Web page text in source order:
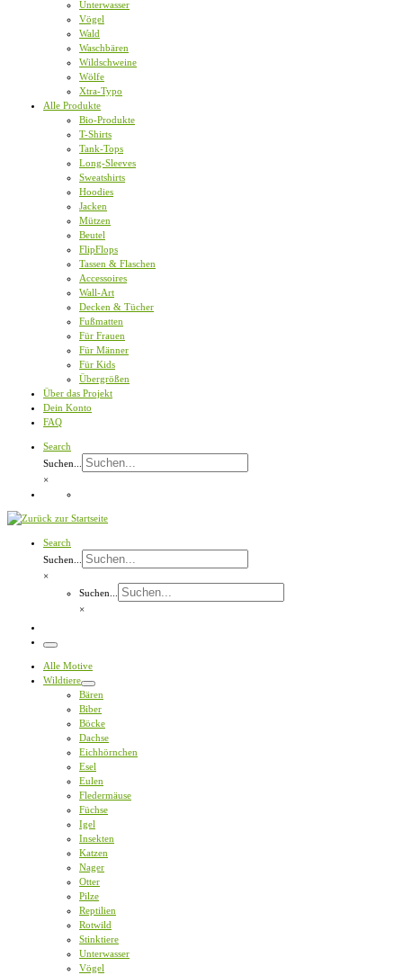
Unterwasser
Vögel
Wald
Waschbären
Wildschweine
Wölfe
Xtra-Typo
Alle Produkte
Bio-Produkte
T-Shirts
Tank-Tops
Long-Sleeves
Sweatshirts
Hoodies
Jacken
Mützen
Beutel
FlipFlops
Tassen & Flaschen
Accessoires
Wall-Art
Decken & Tücher
Fußmatten
Für Frauen
Für Männer
Für Kids
Übergrößen
Über das Projekt
Dein Konto
FAQ
Search
Suchen...
×
Search
Suchen...
×
Suchen...
×
Menü
Alle Motive
Wildtiere
Bären
Biber
Böcke
Dachse
Eichhörnchen
Esel
Eulen
Fledermäuse
Füchse
Igel
Insekten
Katzen
Nager
Otter
Pilze
Reptilien
Rotwild
Stinktiere
Unterwasser
Vögel